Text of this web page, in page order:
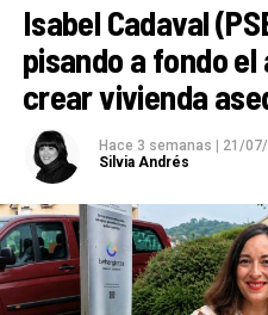
Isabel Cadaval
pisando a fondo
crear vivienda
Hace 3 semanas
21/
Silvia Andrés